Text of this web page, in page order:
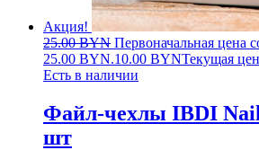
Акция!
25.00BYN Первоначальная цена
25.00 BYN.10.00 BYNТекущая
Есть в наличии
Файл-чехлы IBDI
шт